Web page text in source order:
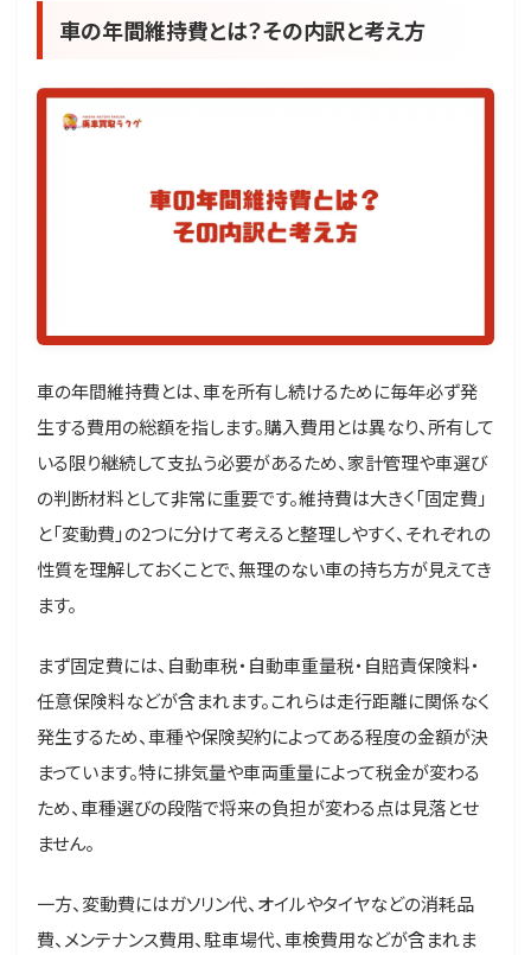
車の年間維持費とは？その内訳と考え方
車の年間維持費とは、車を所有し続けるために毎年必ず発
生する費用の総額を指します。購入費用とは異なり、所有して
いる限り継続して支払う必要があるため、家計管理や車選び
の判断材料として非常に重要です。維持費は大きく「固定費」
と「変動費」の2つに分けて考えると整理しやすく、それぞれの
性質を理解しておくことで、無理のない車の持ち方が見えてき
ます。
まず固定費には、自動車税・自動車重量税・自賠責保険料・
任意保険料などが含まれます。これらは走行距離に関係なく
発生するため、車種や保険契約によってある程度の金額が決
まっています。特に排気量や車両重量によって税金が変わる
ため、車種選びの段階で将来の負担が変わる点は見落とせ
ません。
一方、変動費にはガソリン代、オイルやタイヤなどの消耗品
費、メンテナンス費用、駐車場代、車検費用などが含まれま